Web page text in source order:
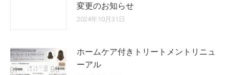
変更のお知らせ
2024年10月31日
ホームケア付きトリートメントリニュ
ーアル